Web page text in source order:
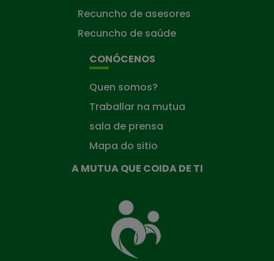
Recuncho de asesores
Recuncho de saúde
CONÓCENOS
Quen somos?
Traballar na mutua
sala de prensa
Mapa do sitio
A MUTUA QUE COIDA DE TI
Mutua
que
te
coida